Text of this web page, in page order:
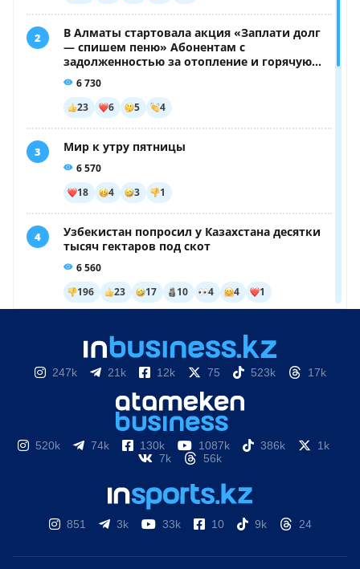
247k 21k 12k 75 523k 17k
520k 74k 130k 1087k 386k
1k
7k
56k
851 3k 33k 10 9k 24